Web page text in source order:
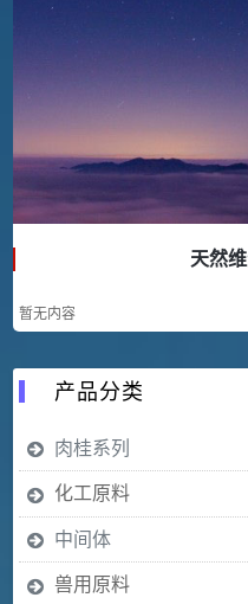
天然
暂无内容
产品分类
肉桂系列
化工原料
中间体
兽用原料